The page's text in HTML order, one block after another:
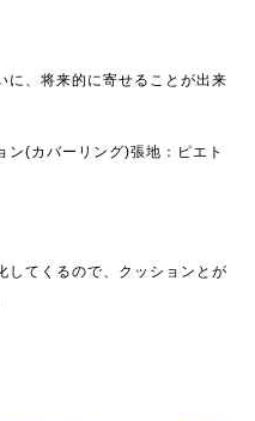
に、将来的に寄せることが出来
ン(カバーリング)張地：ピエト
してくるので、クッションとが